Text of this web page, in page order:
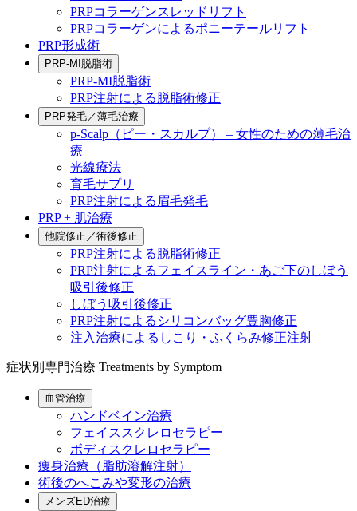
PRPコラーゲンスレッドリフト
PRPコラーゲンによるポニーテールリフト
PRP形成術
PRP-MI脱脂術
PRP-MI脱脂術
PRP注射による脱脂術修正
PRP発毛／薄毛治療
p-Scalp（ピー・スカルプ） – 女性のための薄毛治
療
光線療法
育毛サプリ
PRP注射による眉毛発毛
PRP + 肌治療
他院修正／術後修正
PRP注射による脱脂術修正
PRP注射によるフェイスライン・あご下のしぼう
吸引後修正
しぼう吸引後修正
PRP注射によるシリコンバッグ豊胸修正
注入治療によるしこり・ふくらみ修正注射
症状別専門治療 Treatments by Symptom
血管治療
ハンドベイン治療
フェイススクレロセラピー
ボディスクレロセラピー
痩身治療（脂肪溶解注射）
術後のへこみや変形の治療
メンズED治療